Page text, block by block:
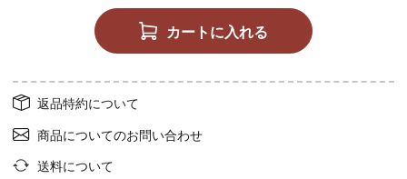
カートに入れる
返品特約について
商品についてのお問い合わせ
送料について